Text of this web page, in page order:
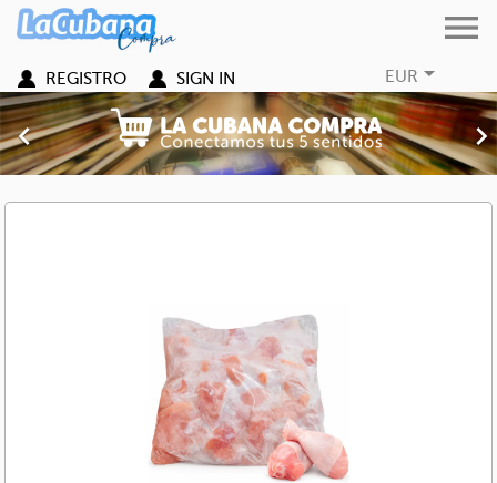

EUR
REGISTRO SIGN IN

Previous